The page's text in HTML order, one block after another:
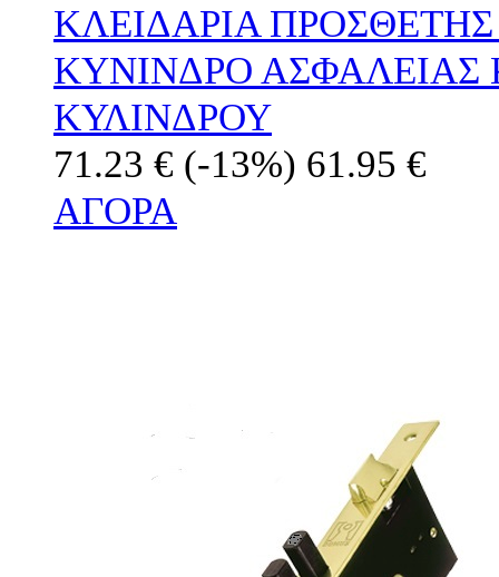
ΚΛΕΙΔΑΡΙΑ
ΚΥΝΙΝΔΡΟ ΑΣΦΑΛΕΙΑΣ
ΚΥΛΙΝΔΡΟΥ
71.23 € (-13%) 61.95 €
ΑΓΟΡΑ